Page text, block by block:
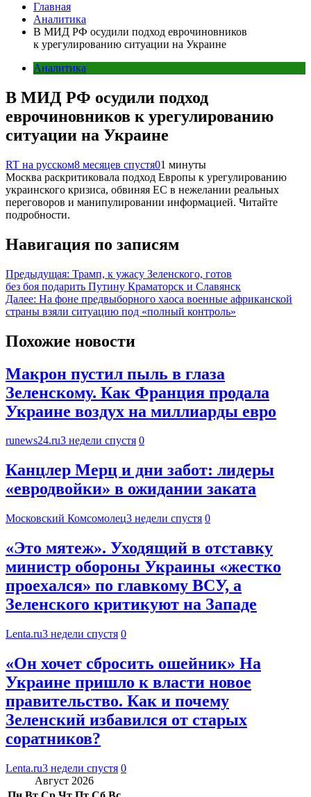
Главная
Аналитика
В МИД РФ осудили подход еврочиновников
к урегулированию ситуации на Украине
Аналитика
В МИД РФ осудили подход
еврочиновников к урегулированию
ситуации на Украине
RT на русском8 месяцев спустя01 минуты
Москва раскритиковала подход Европы к урегулированию
украинского кризиса, обвиняя ЕС в нежелании реальных
переговоров и манипулировании информацией. Читайте
подробности.
Навигация по записям
Предыдущая: Трамп, к ужасу Зеленского, готов
без боя подарить Путину Краматорск и Славянск
Далее: На фоне предвыборного хаоса военные африканской
страны взяли ситуацию под «полный контроль»
Похожие новости
Макрон пустил пыль в глаза
Зеленскому. Как Франция продала
Украине воздух на миллиарды евро
runews24.ru3 недели спустя 0
Канцлер Мерц и дни забот: лидеры
«евродвойки» в ожидании заката
Московский Комсомолец3 недели спустя 0
«Это мятеж». Уходящий в отставку
министр обороны Украины «жестко
проехался» по главкому ВСУ, а
Зеленского критикуют на Западе
Lenta.ru3 недели спустя 0
«Он хочет сбросить ошейник» На
Украине пришло к власти новое
правительство. Как и почему
Зеленский избавился от старых
соратников?
Lenta.ru3 недели спустя 0
Август 2026